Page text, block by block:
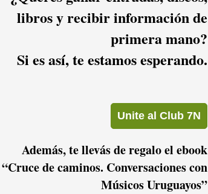
libros y recibir información de
primera mano?
Si es así, te estamos esperando.
Además, te llevás de regalo el ebook
“Cruce de caminos. Conversaciones con
Músicos Uruguayos”